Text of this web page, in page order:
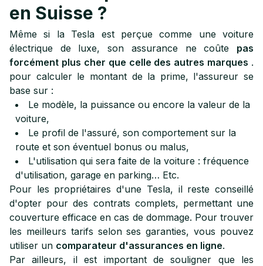
en Suisse ?
Même si la Tesla est perçue comme une voiture
électrique de luxe, son assurance ne coûte pas
forcément plus cher que celle des autres marques .
pour calculer le montant de la prime, l'assureur se
base sur :
Le modèle, la puissance ou encore la valeur de la
voiture,
Le profil de l'assuré, son comportement sur la
route et son éventuel bonus ou malus,
L'utilisation qui sera faite de la voiture : fréquence
d'utilisation, garage en parking… Etc.
Pour les propriétaires d'une Tesla, il reste conseillé
d'opter pour des contrats complets, permettant une
couverture efficace en cas de dommage. Pour trouver
les meilleurs tarifs selon ses garanties, vous pouvez
utiliser un comparateur d'assurances en ligne.
Par ailleurs, il est important de souligner que les